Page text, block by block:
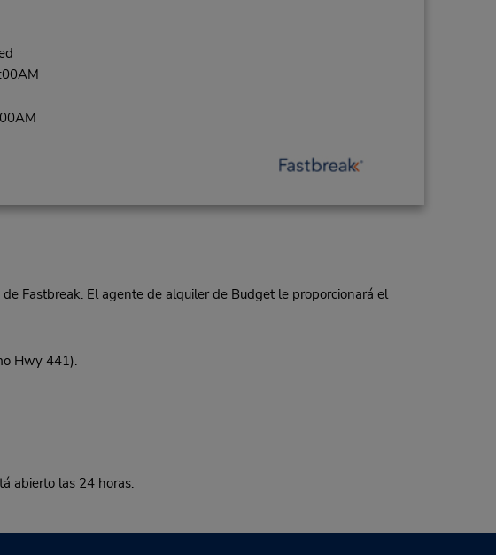
Fastbreak. El agente de alquiler de Budget le proporcionará el
Hwy 441).
abierto las 24 horas.